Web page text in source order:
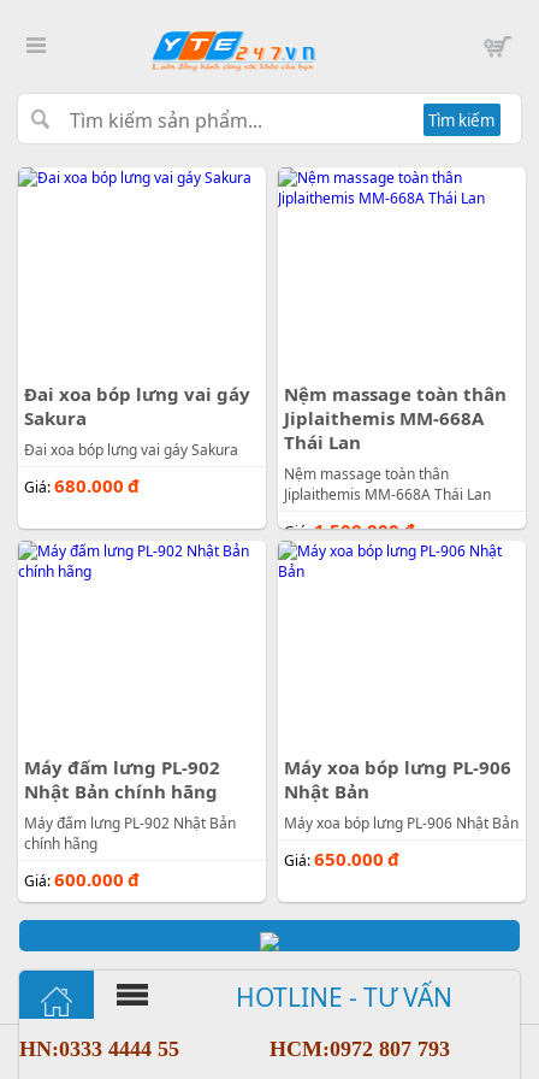
Tìm kiếm
HOTLINE - TƯ VẤN
HN:0333 4444 55 HCM:0972 807 793
Đai xoa bóp lưng vai gáy
Sakura
Đai xoa bóp lưng vai gáy Sakura
Giá:680.000 đ
Nệm massage toàn thân
Jiplaithemis MM-668A
Thái Lan
Nệm massage toàn thân
Jiplaithemis MM-668A Thái Lan
Giá:1.500.000đ
Máy đấm lưng PL-902
Nhật Bản chính hãng
Máy đấm lưng PL-902 Nhật Bản
chính hãng
Giá:600.000 đ
Máy xoa bóp lưng PL-906
Nhật Bản
Máy xoa bóp lưng PL-906 Nhật Bản
Giá:650.000 đ